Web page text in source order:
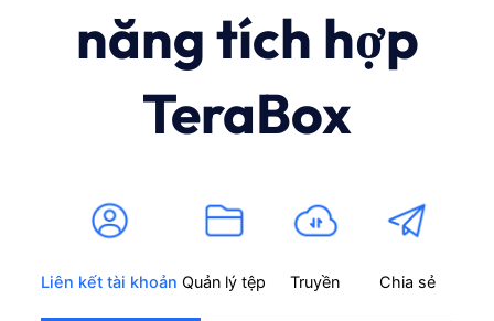
năng tích hợp
TeraBox
Liên kết tài khoản Quản lý tệp Truyền Chia sẻ